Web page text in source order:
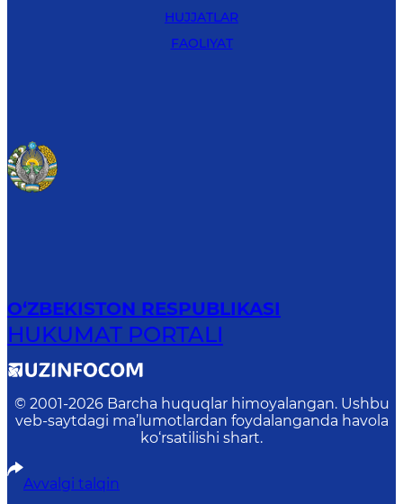
HUJJATLAR
FAOLIYAT
O‘ZBEKISTON RESPUBLIKASI
HUKUMAT PORTALI
© 2001-2026 Barcha huquqlar himoyalangan. Ushbu
veb-saytdagi ma’lumotlardan foydalanganda havola
ko‘rsatilishi shart.
Avvalgi talqin